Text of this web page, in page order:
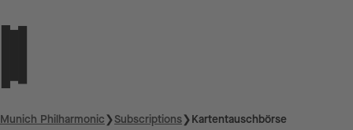
Munich Philharmonic❯Subscriptions❯Kartentauschbörse